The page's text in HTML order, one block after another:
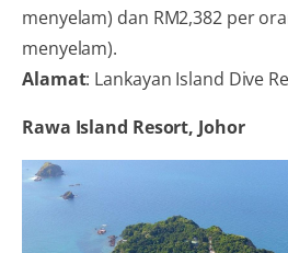
menyelam) dan RM2,382 per
menyelam).
Alamat: Lankayan Island Dive
Rawa Island Resort, Johor